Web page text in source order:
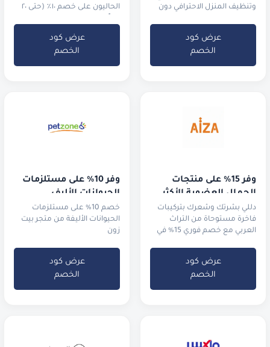
وتنظيف المنزل الاحترافي دون
عرض كود
الخصم
الحاليون على خصم ١٠٪ (حتى ٢٠
عرض كود
الخصم
وفر 15% على منتجات
الجمال العضوية الأكثر
طلباً
دللي بشرتك وشعرك بتركيبات
فاخرة مستوحاة من التراث
العربي مع خصم فوري 15% في
عرض كود
الخصم
وفر 10% على مستلزمات
الحيوانات الأليف
خصم 10% على مستلزمات
الحيوانات الأليفة من متجر بيت
زون
عرض كود
الخصم